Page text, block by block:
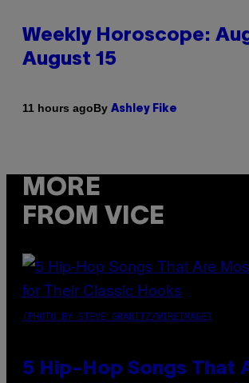
Weekly Horoscope:
August 15
11 hours agoBy Ashley Fike
MORE
FROM VICE
(PHOTO BY STEVE GRANITZ/WIREIMAGE)
5 Hip-Hop Songs That